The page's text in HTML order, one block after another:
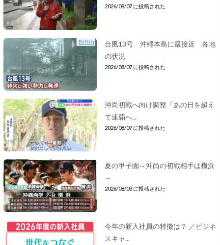
2026/08/07 に投稿された
台風13号 沖縄本島に最接近 各地
の状況
2026/08/07 に投稿された
沖尚初戦へ向け調整「あの日を超え
て連覇へ...
2026/08/07 に投稿された
夏の甲子園～沖尚の初戦相手は横浜
～
2026/08/03 に投稿された
今年の新入社員の特徴は？ ／ビジネ
スキャ...